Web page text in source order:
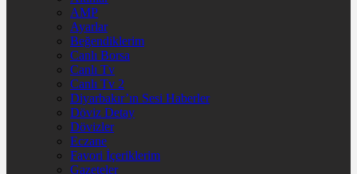
AMP
Ayarlar
Beğendiklerim
Canlı Borsa
Canlı Tv
Canlı Tv 2
Diyarbakır’ın Sesi Haberler
Döviz Detay
Dövizler
Eczane
Favori İçeriklerim
Gazeteler